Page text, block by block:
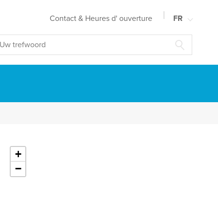
Contact & Heures d' ouverture FR
NL
+
−